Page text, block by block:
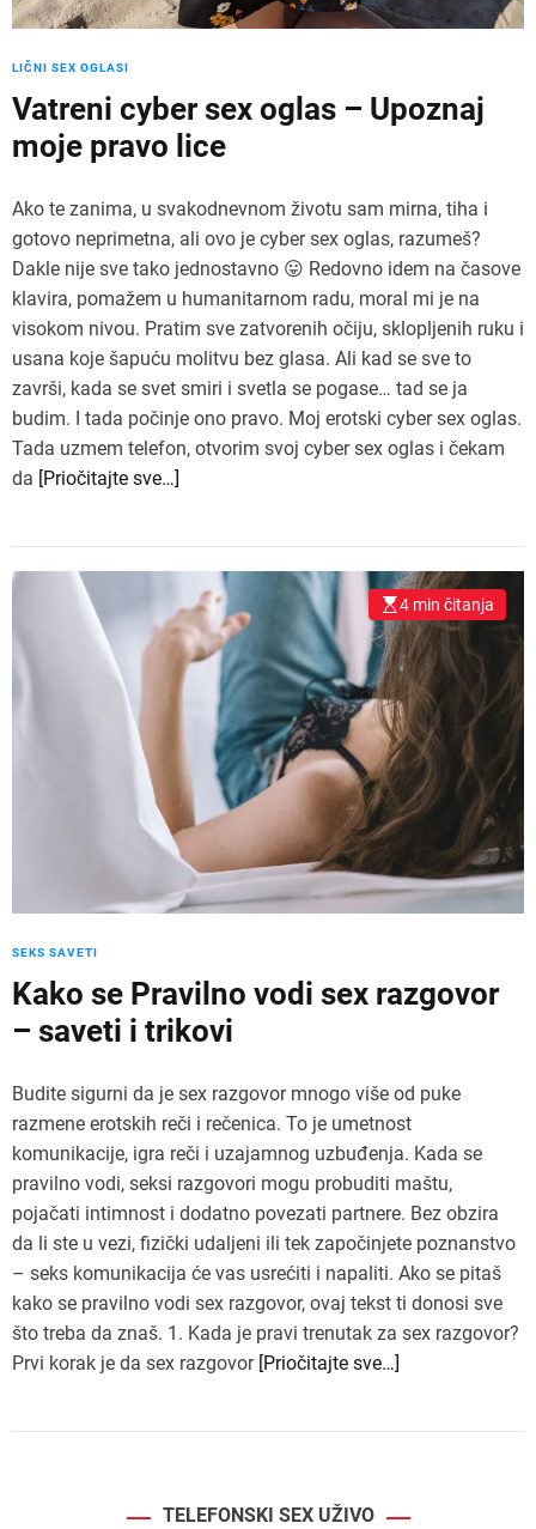
LIČNI SEX OGLASI
Vatreni cyber sex oglas – Upoznaj
moje pravo lice
Ako te zanima, u svakodnevnom životu sam mirna, tiha i
gotovo neprimetna, ali ovo je cyber sex oglas, razumeš?
Dakle nije sve tako jednostavno 😛 Redovno idem na časove
klavira, pomažem u humanitarnom radu, moral mi je na
visokom nivou. Pratim sve zatvorenih očiju, sklopljenih ruku i
usana koje šapuću molitvu bez glasa. Ali kad se sve to
završi, kada se svet smiri i svetla se pogase… tad se ja
budim. I tada počinje ono pravo. Moj erotski cyber sex oglas.
Tada uzmem telefon, otvorim svoj cyber sex oglas i čekam
da [Priočitajte sve…]
4 min čitanja
SEKS SAVETI
Kako se Pravilno vodi sex razgovor
– saveti i trikovi
Budite sigurni da je sex razgovor mnogo više od puke
razmene erotskih reči i rečenica. To je umetnost
komunikacije, igra reči i uzajamnog uzbuđenja. Kada se
pravilno vodi, seksi razgovori mogu probuditi maštu,
pojačati intimnost i dodatno povezati partnere. Bez obzira
da li ste u vezi, fizički udaljeni ili tek započinjete poznanstvo
– seks komunikacija će vas usrećiti i napaliti. Ako se pitaš
kako se pravilno vodi sex razgovor, ovaj tekst ti donosi sve
što treba da znaš. 1. Kada je pravi trenutak za sex razgovor?
Prvi korak je da sex razgovor [Priočitajte sve…]
TELEFONSKI SEX UŽIVO